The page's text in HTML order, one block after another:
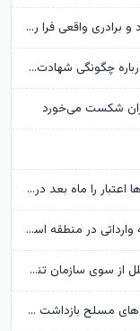
عراقچی خطاب به همسایگان: زمان اتکا به خود و برادری واقعی فرا رسیده است
خانواده شهید لاریجانی: از اظهارات شتاب‌زده درباره چگونگی شهادت اجتناب کنید
شکست می‌خورد
زمانبندی شارژ کالابرگ تغییر کرد/ برخی خانوارها اعتبار را ماه بعد دریافت می‌کنند
ابن‌الرضا: فناوری بومی ایران، برتر از هر سامانه وارداتی در منطقه است
تکذیب اعمال ضریب ۲.۷ برای اینترنت بین‌الملل از سوی سازمان تنظیم مقررات
وزارت اطلاعات: ۲۱ عامل موساد و ۴ عضو باندهای مسلح بازداشت شدند